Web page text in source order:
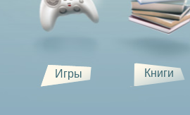
Игры Книги